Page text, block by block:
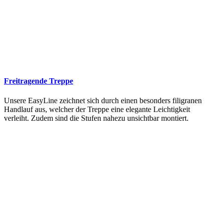
Freitragende Treppe
Unsere EasyLine zeichnet sich durch einen besonders filigranen
Handlauf aus, welcher der Treppe eine elegante Leichtigkeit
verleiht. Zudem sind die Stufen nahezu unsichtbar montiert.